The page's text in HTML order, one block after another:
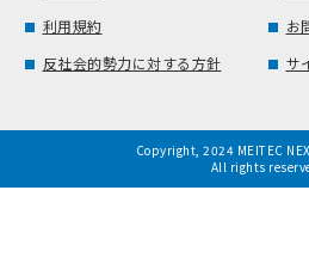
利用規約
お
反社会的勢力に対する方針
サ
Copyright, 2024 MEITEC
All rights